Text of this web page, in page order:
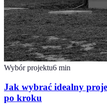
Wybór projektu6 min
Jak wybrać idealny
po kroku